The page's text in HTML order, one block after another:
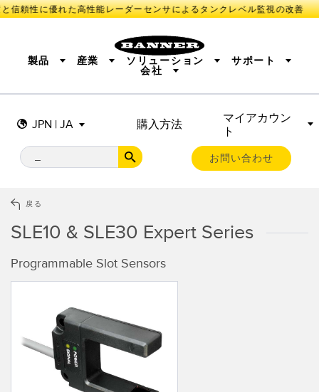
信頼性に優れた高性能レーダーセンサによるタンクレベル監視の改善
JPN | JA 購入方法
マイアカウン
ト
お問い合わせ
製品
センサ
測定ソリューション
BARCODE & VISION
リモートI/O
CONNECTIVITY
ソフトウエア
技術
センサ
レーザー距離測定
測定アレイ
産業 ソリューション
IIOT AND THE SMART FACTORY
MACHINE GUARDING
PICK-TO-LIGHT
INDUSTRIAL ILLUMINATION
MEASUREMENT & INSPECTION
VEHICLE DETECTION
RADAR APPLICATIONS
IIOT AND THE SMART
FACTORY
Overall Equipment Effectiveness (OEE)
リモート監視
サポート
会社
戻る
SLE10 & SLE30 Expert Series
Programmable Slot Sensors